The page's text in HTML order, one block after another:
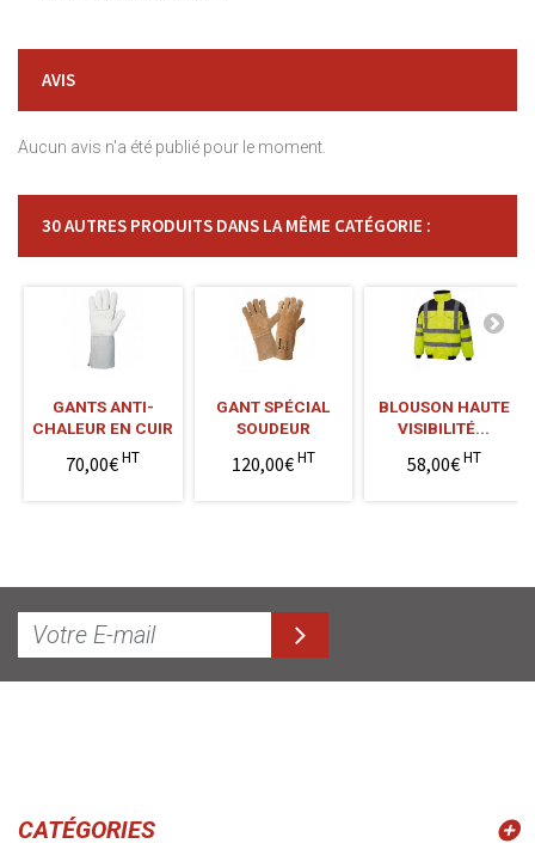
AVIS
Aucun avis n'a été publié pour le moment.
30 AUTRES PRODUITS DANS LA MÊME CATÉGORIE :
GANTS ANTI-
CHALEUR EN CUIR
70,00€HT
GANT SPÉCIAL
SOUDEUR
120,00€HT
BLOUSON HAUTE
VISIBILITÉ...
58,00€HT
CATÉGORIES